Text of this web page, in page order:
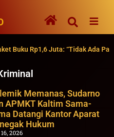
Rp1,6 Juta: “Tidak Ada Paksaan”
Memanas, Sudarno
APMKT Kaltim Sama-
Datangi Kantor Aparat
Hukum
2026